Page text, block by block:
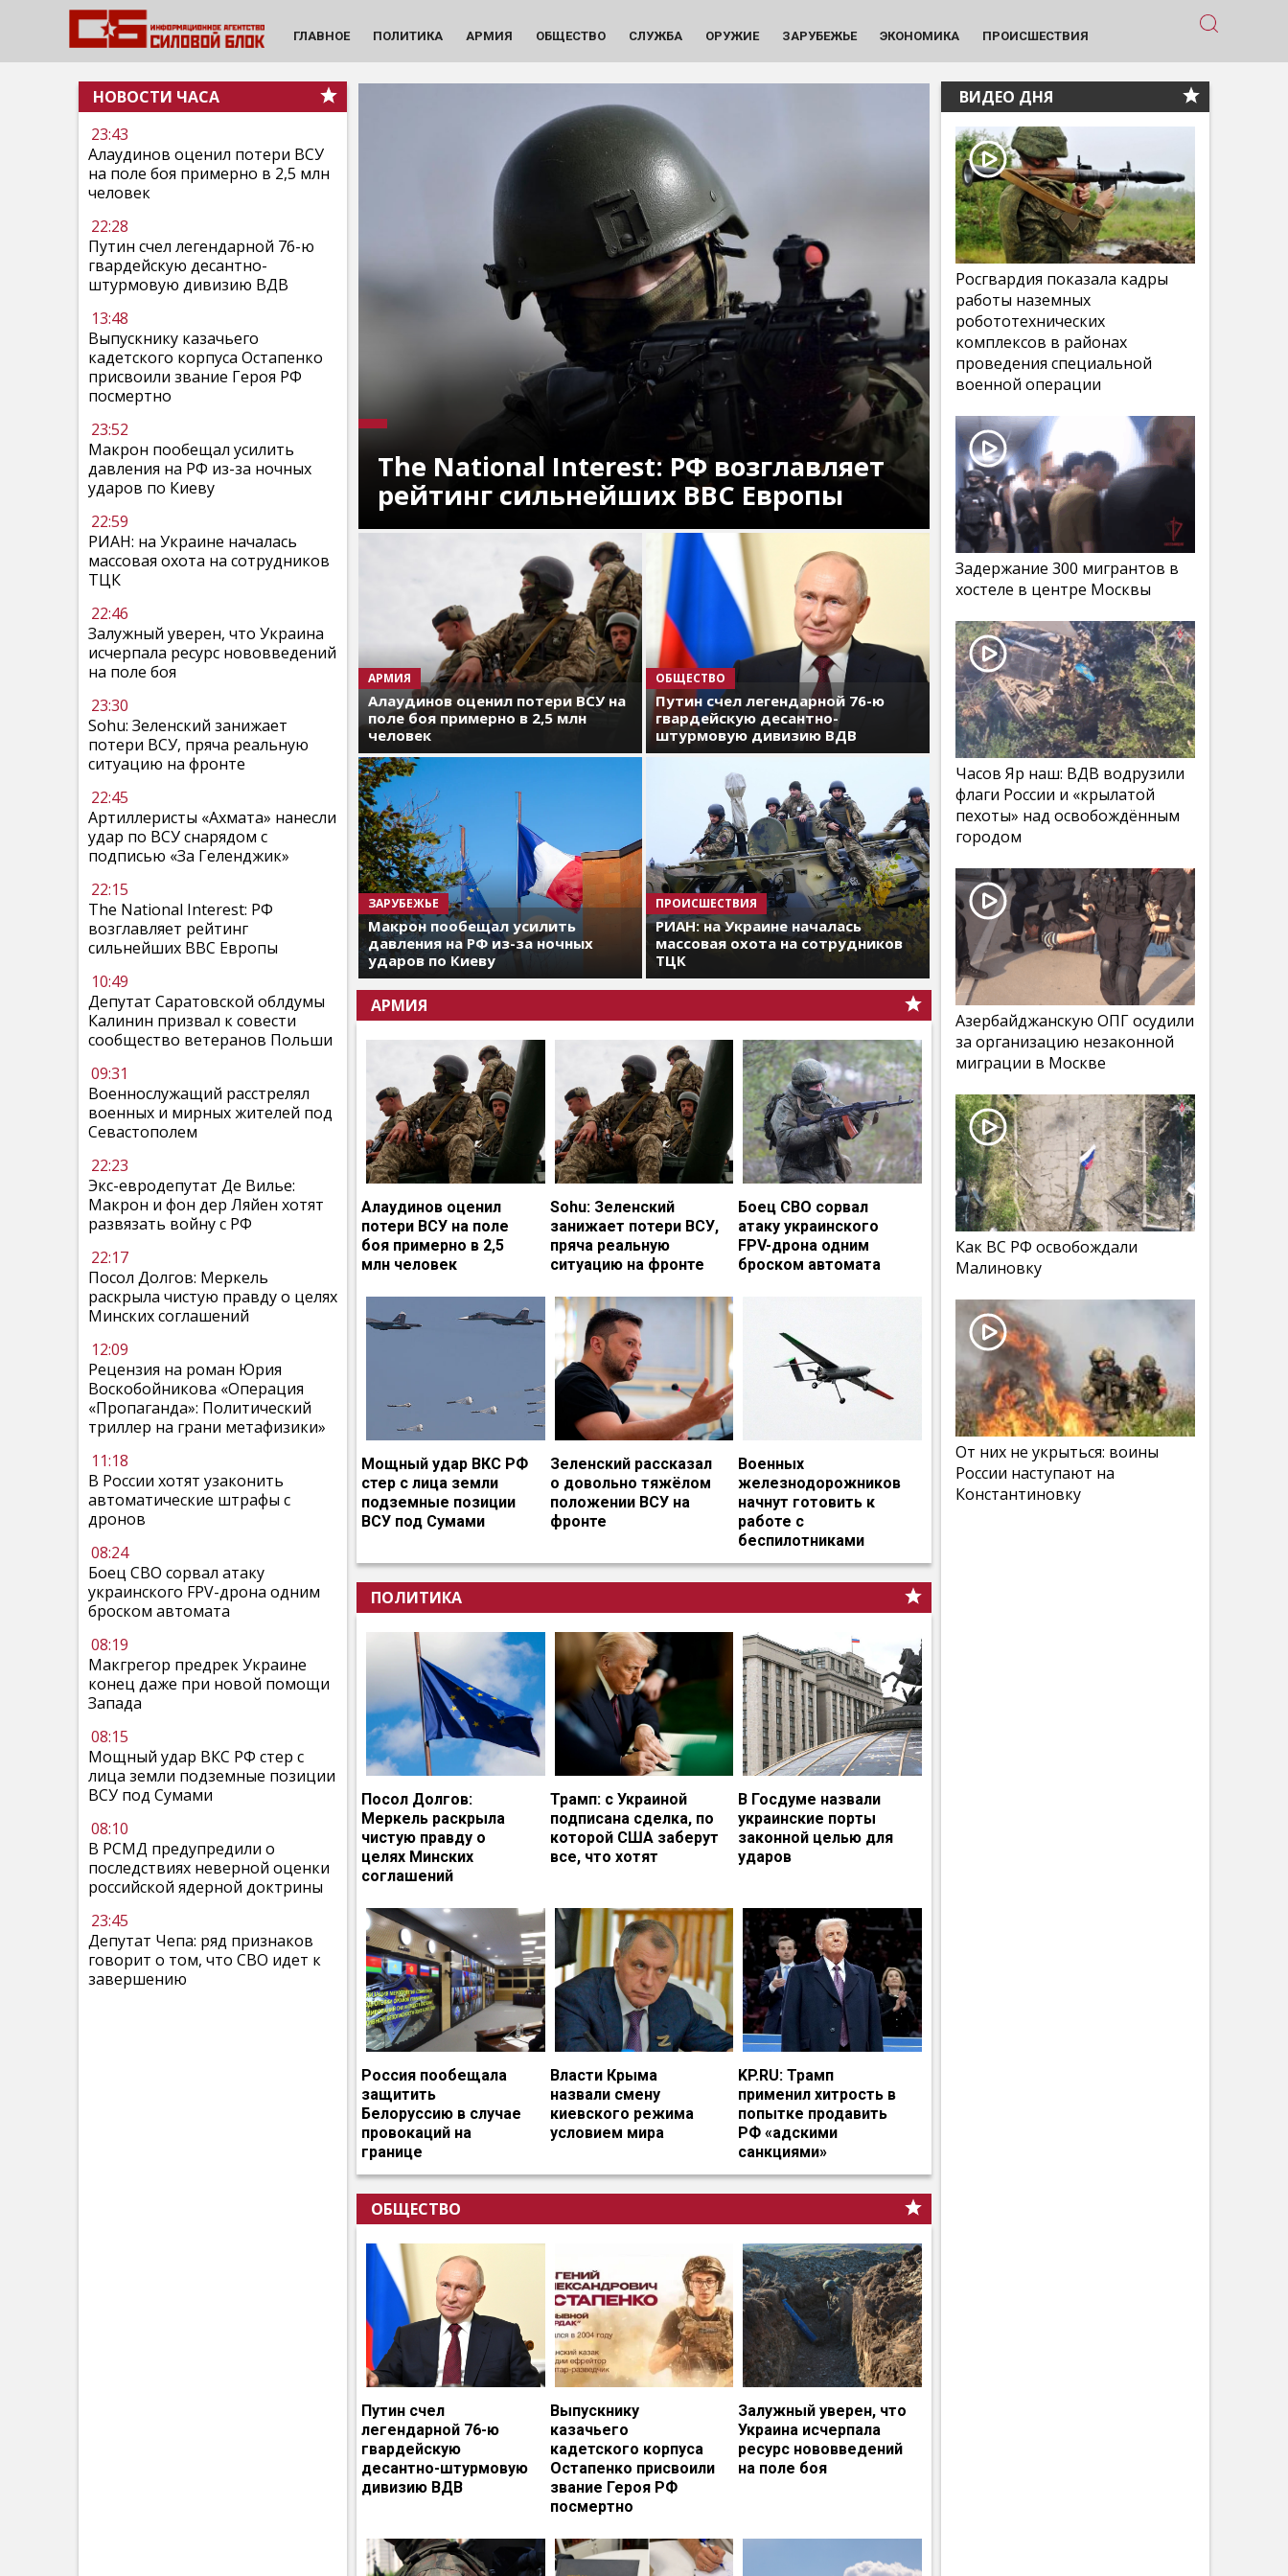
ГЛАВНОЕ ПОЛИТИКА АРМИЯ ОБЩЕСТВО СЛУЖБА ОРУЖИЕ ЗАРУБЕЖЬЕ ЭКОНОМИКА ПРОИСШЕСТВИЯ
НОВОСТИ ЧАСА
23:43
Алаудинов оценил потери ВСУ
на поле боя примерно в 2,5 млн
человек
22:28
Путин счел легендарной 76-ю
гвардейскую десантно-
штурмовую дивизию ВДВ
13:48
Выпускнику казачьего
кадетского корпуса Остапенко
присвоили звание Героя РФ
посмертно
23:52
Макрон пообещал усилить
давления на РФ из-за ночных
ударов по Киеву
22:59
РИАН: на Украине началась
массовая охота на сотрудников
ТЦК
22:46
Залужный уверен, что Украина
исчерпала ресурс нововведений
на поле боя
23:30
Sohu: Зеленский занижает
потери ВСУ, пряча реальную
ситуацию на фронте
22:45
Артиллеристы «Ахмата» нанесли
удар по ВСУ снарядом с
подписью «За Геленджик»
22:15
The National Interest: РФ
возглавляет рейтинг
сильнейших ВВС Европы
10:49
Депутат Саратовской облдумы
Калинин призвал к совести
сообщество ветеранов Польши
09:31
Военнослужащий расстрелял
военных и мирных жителей под
Севастополем
22:23
Экс-евродепутат Де Вилье:
Макрон и фон дер Ляйен хотят
развязать войну с РФ
22:17
Посол Долгов: Меркель
раскрыла чистую правду о целях
Минских соглашений
12:09
Рецензия на роман Юрия
Воскобойникова «Операция
«Пропаганда»: Политический
триллер на грани метафизики»
11:18
В России хотят узаконить
автоматические штрафы с
дронов
08:24
Боец СВО сорвал атаку
украинского FPV-дрона одним
броском автомата
08:19
Макгрегор предрек Украине
конец даже при новой помощи
Запада
08:15
Мощный удар ВКС РФ стер с
лица земли подземные позиции
ВСУ под Сумами
08:10
В РСМД предупредили о
последствиях неверной оценки
российской ядерной доктрины
23:45
Депутат Чепа: ряд признаков
говорит о том, что СВО идет к
завершению
The National Interest: РФ возглавляет
рейтинг сильнейших ВВС Европы
АРМИЯ
Алаудинов оценил потери ВСУ на
поле боя примерно в 2,5 млн
человек
ОБЩЕСТВО
Путин счел легендарной 76-ю
гвардейскую десантно-
штурмовую дивизию ВДВ
ЗАРУБЕЖЬЕ
Макрон пообещал усилить
давления на РФ из-за ночных
ударов по Киеву
ПРОИСШЕСТВИЯ
РИАН: на Украине началась
массовая охота на сотрудников
ТЦК
АРМИЯ
Алаудинов оценил
потери ВСУ на поле
боя примерно в 2,5
млн человек
Sohu: Зеленский
занижает потери ВСУ,
пряча реальную
ситуацию на фронте
Боец СВО сорвал
атаку украинского
FPV-дрона одним
броском автомата
Мощный удар ВКС РФ
стер с лица земли
подземные позиции
ВСУ под Сумами
Зеленский рассказал
о довольно тяжёлом
положении ВСУ на
фронте
Военных
железнодорожников
начнут готовить к
работе с
беспилотниками
ПОЛИТИКА
Посол Долгов:
Меркель раскрыла
чистую правду о
целях Минских
соглашений
Трамп: с Украиной
подписана сделка, по
которой США заберут
все, что хотят
В Госдуме назвали
украинские порты
законной целью для
ударов
Россия пообещала
защитить
Белоруссию в случае
провокаций на
границе
Власти Крыма
назвали смену
киевского режима
условием мира
KP.RU: Трамп
применил хитрость в
попытке продавить
РФ «адскими
санкциями»
ОБЩЕСТВО
Путин счел
легендарной 76-ю
гвардейскую
десантно-штурмовую
дивизию ВДВ
Выпускнику
казачьего
кадетского корпуса
Остапенко присвоили
звание Героя РФ
посмертно
Залужный уверен, что
Украина исчерпала
ресурс нововведений
на поле боя
ВИДЕО ДНЯ
Росгвардия показала кадры
работы наземных
робототехнических
комплексов в районах
проведения специальной
военной операции
Задержание 300 мигрантов в
хостеле в центре Москвы
Часов Яр наш: ВДВ водрузили
флаги России и «крылатой
пехоты» над освобождённым
городом
Азербайджанскую ОПГ осудили
за организацию незаконной
миграции в Москве
Как ВС РФ освобождали
Малиновку
От них не укрыться: воины
России наступают на
Константиновку